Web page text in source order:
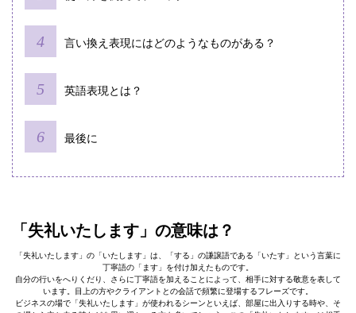
言い換え表現にはどのようなものがある？
英語表現とは？
最後に
「失礼いたします」の意味は？
「失礼いたします」の「いたします」は、「する」の謙譲語である「いたす」という言葉に
丁寧語の「ます」を付け加えたものです。
自分の行いをへりくだり、さらに丁寧語を加えることによって、相手に対する敬意を表して
います。目上の方やクライアントとの会話で頻繁に登場するフレーズです。
ビジネスの場で「失礼いたします」が使われるシーンといえば、部屋に出入りする時や、そ